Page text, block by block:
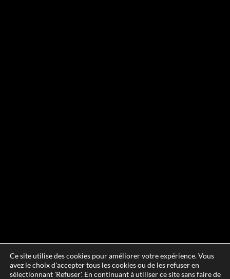
Ce site utilise des cookies pour améliorer votre expérience. Vous
avez le choix d'accepter tous les cookies ou de les refuser en
sélectionnant 'Refuser'. En continuant à utiliser ce site sans faire de